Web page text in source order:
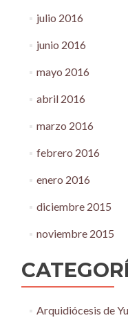
julio 2016
junio 2016
mayo 2016
abril 2016
marzo 2016
febrero 2016
enero 2016
diciembre 2015
noviembre 2015
Arquidiócesis de